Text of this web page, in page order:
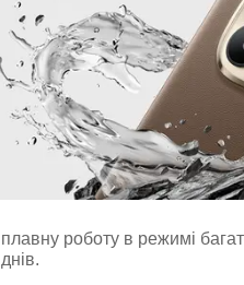
плавну роботу в режимі
днів.